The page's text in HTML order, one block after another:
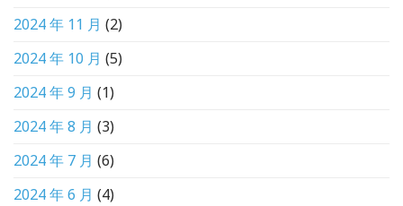
2024 年 11 月 (2)
2024 年 10 月 (5)
2024 年 9 月 (1)
2024 年 8 月 (3)
2024 年 7 月 (6)
2024 年 6 月 (4)